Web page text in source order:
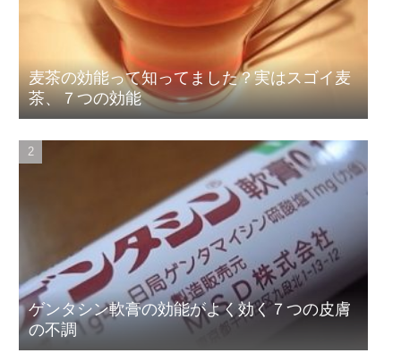
麦茶の効能って知ってました？実はスゴイ麦
茶、７つの効能
ゲンタシン軟膏の効能がよく効く７つの皮膚
の不調